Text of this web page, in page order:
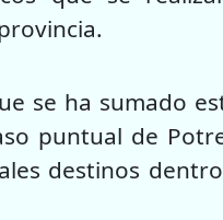
se ha sumado
puntual de
destinos